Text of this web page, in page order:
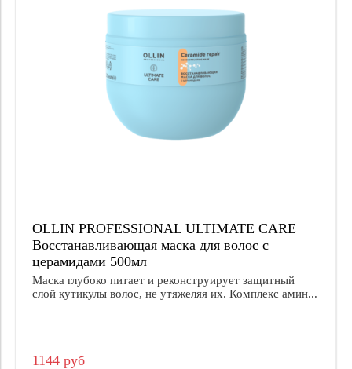
OLLIN PROFESSIONAL ULTIMATE CARE
Восстанавливающая маска для волос с
церамидами 500мл
Маска глубоко питает и реконструирует защитный
слой кутикулы волос, не утяжеляя их. Комплекс амин...
1144 руб